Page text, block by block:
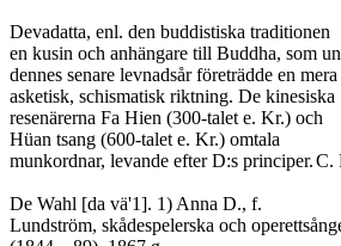
Devadatta, enl. den buddistiska traditionen
en kusin och anhängare till Buddha, som
dennes senare levnadsår företrädde en mera
asketisk, schismatisk riktning. De kinesiska
resenärerna Fa Hien (300-talet e. Kr.) och
Hüan tsang (600-talet e. Kr.) omtala
munkordnar, levande efter D:s principer.	C. F.
De Wahl [da vä'1]. 1) Anna D., f.
Lundström, skådespelerska och